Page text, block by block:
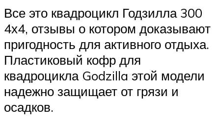
Все это квадроцикл Годзилла 300
4х4, отзывы о котором доказывают
пригодность для активного отдыха.
Пластиковый кофр для
квадроцикла Godzilla этой модели
надежно защищает от грязи и
осадков.